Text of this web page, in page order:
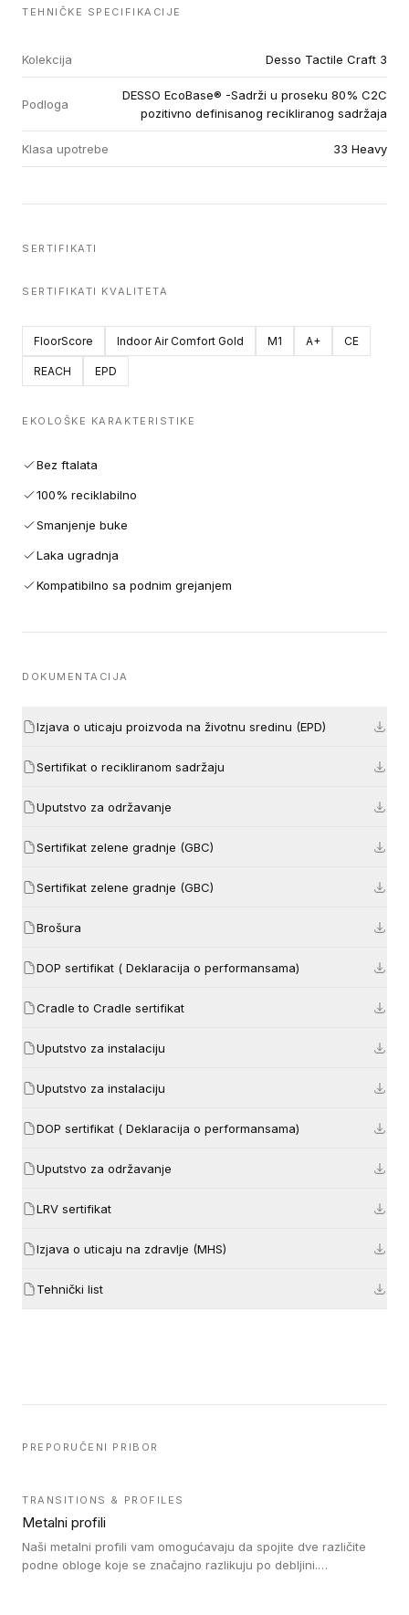
TEHNIČKE SPECIFIKACIJE
Kolekcija Desso Tactile Craft 3
Podloga
DESSO EcoBase® -Sadrži u proseku 80% C2C
pozitivno definisanog recikliranog sadržaja
Klasa upotrebe 33 Heavy
SERTIFIKATI
SERTIFIKATI KVALITETA
FloorScore Indoor Air Comfort Gold M1 A+ CE
REACH EPD
EKOLOŠKE KARAKTERISTIKE
Bez ftalata
100% reciklabilno
Smanjenje buke
Laka ugradnja
Kompatibilno sa podnim grejanjem
DOKUMENTACIJA
Izjava o uticaju proizvoda na životnu sredinu (EPD)
Sertifikat o recikliranom sadržaju
Uputstvo za održavanje
Sertifikat zelene gradnje (GBC)
Sertifikat zelene gradnje (GBC)
Brošura
DOP sertifikat ( Deklaracija o performansama)
Cradle to Cradle sertifikat
Uputstvo za instalaciju
Uputstvo za instalaciju
DOP sertifikat ( Deklaracija o performansama)
Uputstvo za održavanje
LRV sertifikat
Izjava o uticaju na zdravlje (MHS)
Tehnički list
PREPORUČENI PRIBOR
TRANSITIONS & PROFILES
Metalni profili
Naši metalni profili vam omogućavaju da spojite dve različite
podne obloge koje se značajno razlikuju po debljini.